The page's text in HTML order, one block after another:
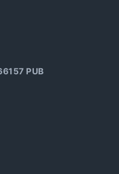
PUB